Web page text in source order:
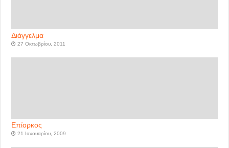
Διάγγελμα
27 Οκτωβρίου, 2011
Επίορκος
21 Ιανουαρίου, 2009